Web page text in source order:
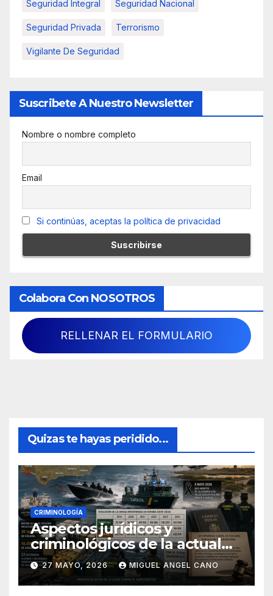
Seguridad Integral Seguridad Nacional
Seguridad Privada Terrorismo
Vigilante De Seguridad
Suscribete A Nuestro Newsletter
Nombre o nombre completo
Email
Si continúas, aceptas la política de privacidad
Colabora Con NOSOTROS
RELLENAR EL FORMULARIO
Quizas te hayas peridido...
CRIMINOLOGÍA
Aspectos jurídicos y
criminológicos de la actual
lucha contra el narcotráfico
en el sur de España
27 MAYO, 2026 MIGUEL ANGEL CANO